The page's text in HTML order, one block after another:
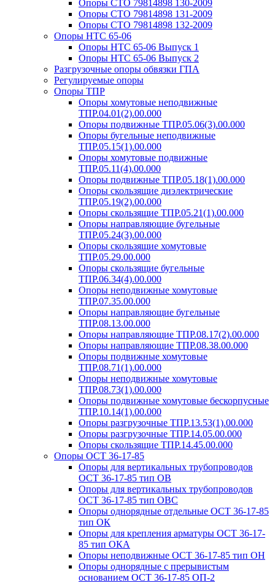
Опоры СТО 79814898 130-2009
Опоры СТО 79814898 131-2009
Опоры СТО 79814898 132-2009
Опоры НТС 65-06
Опоры НТС 65-06 Выпуск 1
Опоры НТС 65-06 Выпуск 2
Разгрузочные опоры обвязки ГПА
Регулируемые опоры
Опоры ТПР
Опоры хомутовые неподвижные
ТПР.04.01(2).00.000
Опоры подвижные ТПР.05.06(3).00.000
Опоры бугельные неподвижные
ТПР.05.15(1).00.000
Опоры хомутовые подвижные
ТПР.05.11(4).00.000
Опоры подвижные ТПР.05.18(1).00.000
Опоры скользящие диэлектрические
ТПР.05.19(2).00.000
Опоры скользящие ТПР.05.21(1).00.000
Опоры направляющие бугельные
ТПР.05.24(3).00.000
Опоры скользящие хомутовые
ТПР.05.29.00.000
Опоры скользящие бугельные
ТПР.06.34(4).00.000
Опоры неподвижные хомутовые
ТПР.07.35.00.000
Опоры направляющие бугельные
ТПР.08.13.00.000
Опоры направляющие ТПР.08.17(2).00.000
Опоры направляющие ТПР.08.38.00.000
Опоры подвижные хомутовые
ТПР.08.71(1).00.000
Опоры неподвижные хомутовые
ТПР.08.73(1).00.000
Опоры подвижные хомутовые бескорпусные
ТПР.10.14(1).00.000
Опоры разгрузочные ТПР.13.53(1).00.000
Опоры разгрузочные ТПР.14.05.00.000
Опоры скользящие ТПР.14.45.00.000
Опоры ОСТ 36-17-85
Опоры для вертикальных трубопроводов
ОСТ 36-17-85 тип ОВ
Опоры для вертикальных трубопроводов
ОСТ 36-17-85 тип ОВС
Опоры однорядные отдельные ОСТ 36-17-85
тип ОК
Опоры для крепления арматуры ОСТ 36-17-
85 тип ОКА
Опоры неподвижные ОСТ 36-17-85 тип ОН
Опоры однорядные с прерывистым
основанием ОСТ 36-17-85 ОП-2